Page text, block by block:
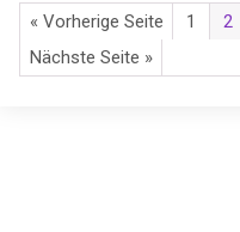
« Vorherige Seite 1 2
Nächste Seite »